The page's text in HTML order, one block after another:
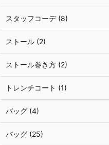
スタッフコーデ (8)
ストール (2)
ストール巻き方 (2)
トレンチコート (1)
バッグ (4)
バッグ (25)